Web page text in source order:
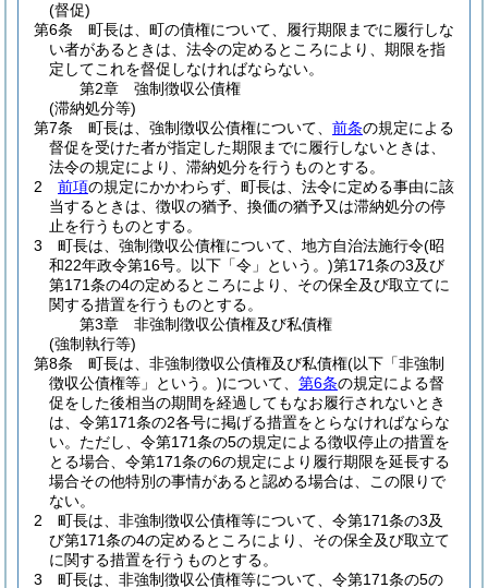
(督促)
第6条
町長は、町の債権について、履行期限までに履行しな
い者があるときは、法令の定めるところにより、期限を指
定してこれを督促しなければならない。
第2章
強制徴収公債権
(滞納処分等)
第7条
町長は、強制徴収公債権について、 前条の規定による
督促を受けた者が指定した期限までに履行しないときは、
法令の規定により、滞納処分を行うものとする。
2
前項の規定にかかわらず、町長は、法令に定める事由に該
当するときは、徴収の猶予、換価の猶予又は滞納処分の停
止を行うものとする。
3
町長は、強制徴収公債権について、地方自治法施行令(昭
和22年政令第16号。以下「令」という。)第171条の3及び
第171条の4の定めるところにより、その保全及び取立てに
関する措置を行うものとする。
第3章
非強制徴収公債権及び私債権
(強制執行等)
第8条
町長は、非強制徴収公債権及び私債権(以下「非強制
徴収公債権等」という。)について、 第6条の規定による督
促をした後相当の期間を経過してもなお履行されないとき
は、令第171条の2各号に掲げる措置をとらなければならな
い。 ただし、令第171条の5の規定による徴収停止の措置を
とる場合、令第171条の6の規定により履行期限を延長する
場合その他特別の事情があると認める場合は、この限りで
ない。
2
町長は、非強制徴収公債権等について、令第171条の3及
び第171条の4の定めるところにより、その保全及び取立て
に関する措置を行うものとする。
3
町長は、非強制徴収公債権等について、令第171条の5の